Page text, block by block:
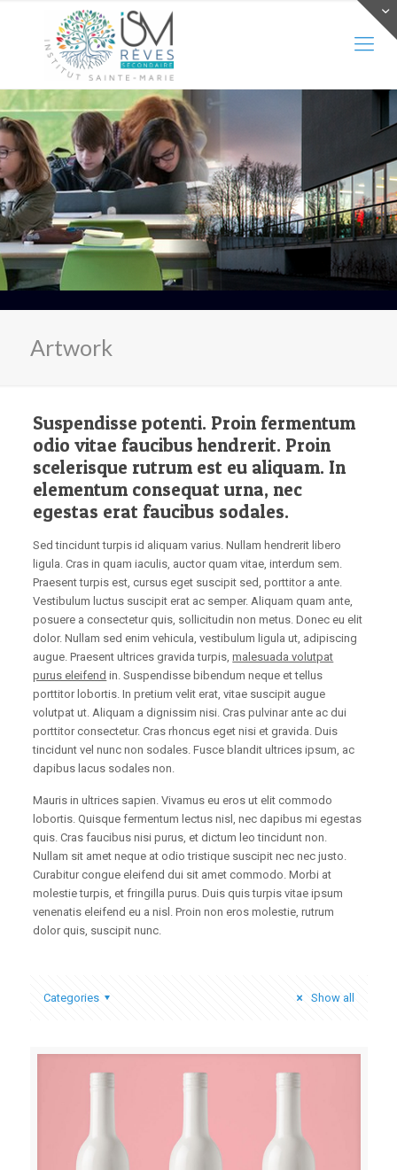
Artwork
Suspendisse potenti. Proin fermentum
odio vitae faucibus hendrerit. Proin
scelerisque rutrum est eu aliquam. In
elementum consequat urna, nec
egestas erat faucibus sodales.
Sed tincidunt turpis id aliquam varius. Nullam hendrerit libero
ligula. Cras in quam iaculis, auctor quam vitae, interdum sem.
Praesent turpis est, cursus eget suscipit sed, porttitor a ante.
Vestibulum luctus suscipit erat ac semper. Aliquam quam ante,
posuere a consectetur quis, sollicitudin non metus. Donec eu elit
dolor. Nullam sed enim vehicula, vestibulum ligula ut, adipiscing
augue. Praesent ultrices gravida turpis,malesuada volutpat
purus eleifend in. Suspendisse bibendum neque et tellus
porttitor lobortis. In pretium velit erat, vitae suscipit augue
volutpat ut. Aliquam a dignissim nisi. Cras pulvinar ante ac dui
porttitor consectetur. Cras rhoncus eget nisi et gravida. Duis
tincidunt vel nunc non sodales. Fusce blandit ultrices ipsum, ac
dapibus lacus sodales non.
Mauris in ultrices sapien. Vivamus eu eros ut elit commodo
lobortis. Quisque fermentum lectus nisl, nec dapibus mi egestas
quis. Cras faucibus nisi purus, et dictum leo tincidunt non.
Nullam sit amet neque at odio tristique suscipit nec nec justo.
Curabitur congue eleifend dui sit amet commodo. Morbi at
molestie turpis, et fringilla purus. Duis quis turpis vitae ipsum
venenatis eleifend eu a nisl. Proin non eros molestie, rutrum
dolor quis, suscipit nunc.
Categories Show all